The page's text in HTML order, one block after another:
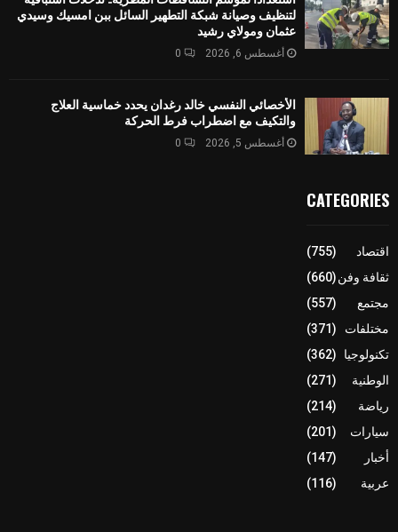
لتنظيف وصيانة شبكة التطهير السائل ببن امسيك وسيدي
عثمان ومولاي رشيد
أغسطس 6, 2026 0
الأخصائي النفسي خالد رغدان يحدد خماسية العلاج
والتكيف مع اضطراب فرط الحركة
أغسطس 5, 2026 0
CATEGORIES
اقتصاد
(755)
ثقافة وفن(660)
مجتمع
(557)
مختلفات
(371)
تكنولوجيا
(362)
الوطنية
(271)
رياضة
(214)
سيارات
(201)
أخبار
(147)
عربية
(116)